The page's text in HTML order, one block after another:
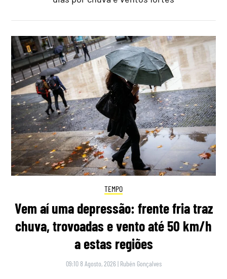
TEMPO
Vem aí uma depressão: frente fria traz
chuva, trovoadas e vento até 50 km/h
a estas regiões
09:10 8 Agosto, 2026 | Rubén Gonçalves